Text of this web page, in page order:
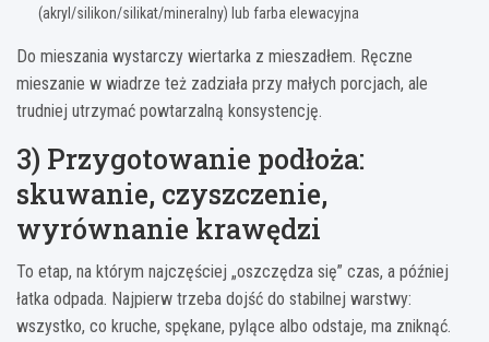
(akryl/silikon/silikat/mineralny) lub farba elewacyjna
Do mieszania wystarczy wiertarka z mieszadłem. Ręczne
mieszanie w wiadrze też zadziała przy małych porcjach, ale
trudniej utrzymać powtarzalną konsystencję.
3) Przygotowanie podłoża:
skuwanie, czyszczenie,
wyrównanie krawędzi
To etap, na którym najczęściej „oszczędza się” czas, a później
łatka odpada. Najpierw trzeba dojść do stabilnej warstwy:
wszystko, co kruche, spękane, pylące albo odstaje, ma zniknąć.